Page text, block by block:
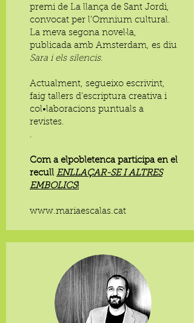
premi de La llança de Sant Jordi,
convocat per l’Omnium cultural.
​La meva segona novel·la,
publicada amb Amsterdam, es diu
Sara i els silencis.
Actualment, segueixo escrivint,
faig tallers d'escriptura creativa i
col•laboracions puntuals a
revistes.
.
Com a elpobletenca participa en el
recull ENLLAÇAR-SE I ALTRES
EMBOLICS!
www.mariaescalas.cat